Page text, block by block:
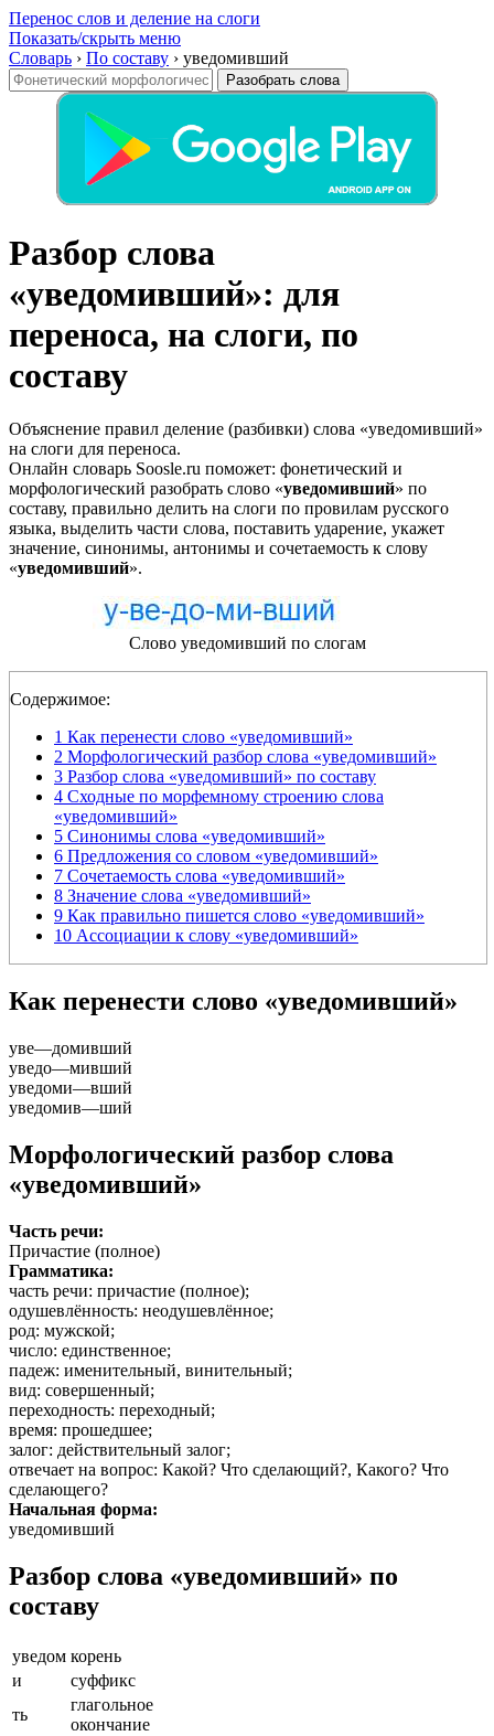
Перенос слов и деление на слоги
Показать/скрыть меню
Словарь › По составу › уведомивший
Разобрать слова
Разбор слова
«уведомивший»: для
переноса, на слоги, по
составу
Объяснение правил деление (разбивки) слова «уведомивший»
на слоги для переноса.
Онлайн словарь Soosle.ru поможет: фонетический и
морфологический разобрать слово «уведомивший» по
составу, правильно делить на слоги по провилам русского
языка, выделить части слова, поставить ударение, укажет
значение, синонимы, антонимы и сочетаемость к слову
«уведомивший».
Слово уведомивший по слогам
Содержимое:
1 Как перенести слово «уведомивший»
2 Морфологический разбор слова «уведомивший»
3 Разбор слова «уведомивший» по составу
4 Сходные по морфемному строению слова
«уведомивший»
5 Синонимы слова «уведомивший»
6 Предложения со словом «уведомивший»
7 Сочетаемость слова «уведомивший»
8 Значение слова «уведомивший»
9 Как правильно пишется слово «уведомивший»
10 Ассоциации к слову «уведомивший»
Как перенести слово «уведомивший»
уве—домивший
уведо—мивший
уведоми—вший
уведомив—ший
Морфологический разбор слова
«уведомивший»
Часть речи:
Причастие (полное)
Грамматика:
часть речи: причастие (полное);
одушевлённость: неодушевлённое;
род: мужской;
число: единственное;
падеж: именительный, винительный;
вид: совершенный;
переходность: переходный;
время: прошедшее;
залог: действительный залог;
отвечает на вопрос: Какой? Что сделающий?, Какого? Что
сделающего?
Начальная форма:
уведомивший
Разбор слова «уведомивший» по
составу
уведом корень
и
суффикс
ть
глагольное
окончание